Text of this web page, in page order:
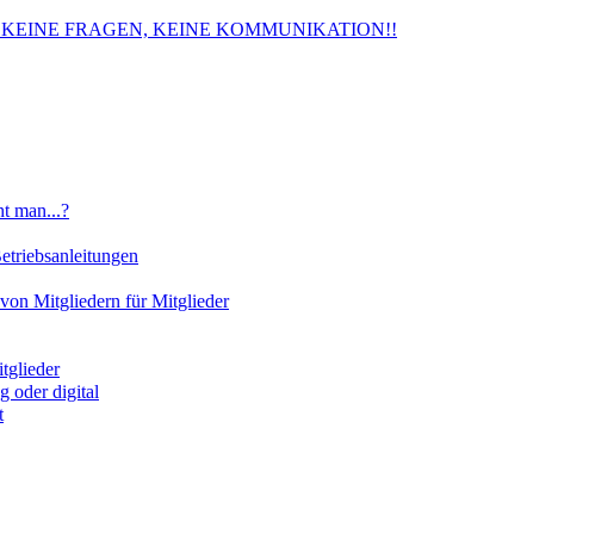
KEINE FRAGEN, KEINE KOMMUNIKATION!!
man...?
Mitgliedern für Mitglieder
oder digital